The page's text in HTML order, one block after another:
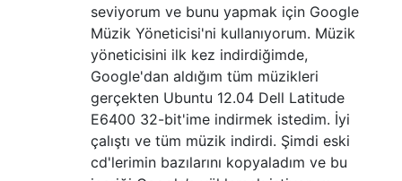
seviyorum ve bunu yapmak için Google
Müzik Yöneticisi'ni kullanıyorum. Müzik
yöneticisini ilk kez indirdiğimde,
Google'dan aldığım tüm müzikleri
gerçekten Ubuntu 12.04 Dell Latitude
E6400 32-bit'ime indirmek istedim. İyi
çalıştı ve tüm müzik indirdi. Şimdi eski
cd'lerimin bazılarını kopyaladım ve bu